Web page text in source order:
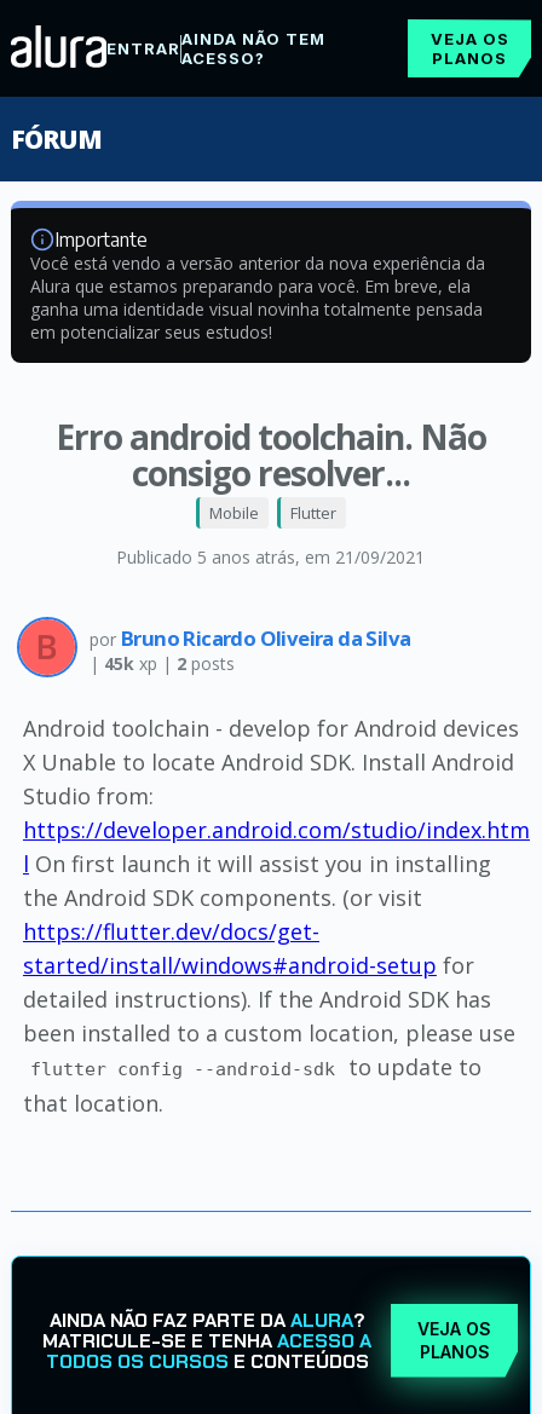
ENTRARAINDA NÃO TEM
ACESSO?
VEJA OS
PLANOS
FÓRUM
Importante
Você está vendo a versão anterior da nova experiência da
Alura que estamos preparando para você. Em breve, ela
ganha uma identidade visual novinha totalmente pensada
em potencializar seus estudos!
Erro android toolchain. Não
consigo resolver...
Publicado 5 anos atrás, em 21/09/2021
Mobile Flutter
por Bruno Ricardo Oliveira da Silva
| 45kxp | 2posts
Android toolchain - develop for Android devices
X Unable to locate Android SDK. Install Android
Studio from:
https://developer.android.com/studio/index.htm
l On first launch it will assist you in installing
the Android SDK components. (or visit
https://flutter.dev/docs/get-
started/install/windows#android-setup for
detailed instructions). If the Android SDK has
been installed to a custom location, please use
flutter config --android-sdk
to update to
that location.
AINDA NÃO FAZ PARTE DAALURA?
MATRICULE-SE E TENHAACESSO A
TODOS OS CURSOS E CONTEÚDOS
VEJA OS
PLANOS